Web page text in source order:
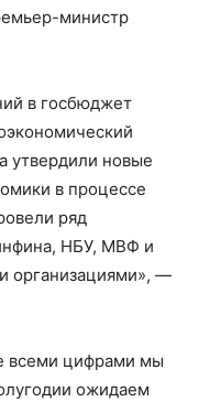
министр
в госбюджет
утвердили новые
в процессе
ряд
НБУ, МВФ и
организациями», —
всеми цифрами мы
ожидаем